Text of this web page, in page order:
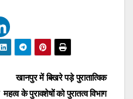
खानपुर में बिखरे पड़े पुरातात्विक
महत्व के पुरावशेषों को पुरातत्व विभाग